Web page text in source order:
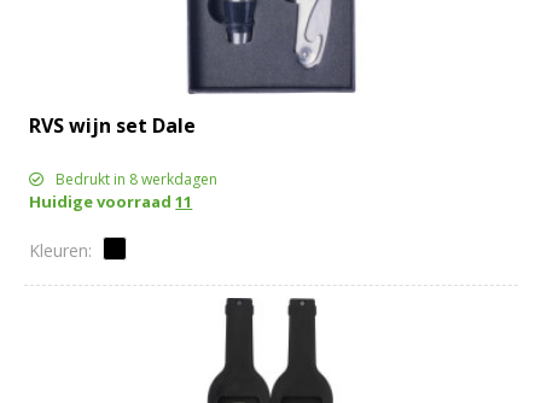
RVS wijn set Dale
Bedrukt in 8 werkdagen
Huidige voorraad11